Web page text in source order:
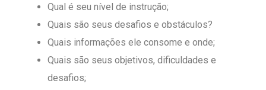
Qual é seu nível de instrução;
Quais são seus desafios e obstáculos?
Quais informações ele consome e onde;
Quais são seus objetivos, dificuldades e
desafios;